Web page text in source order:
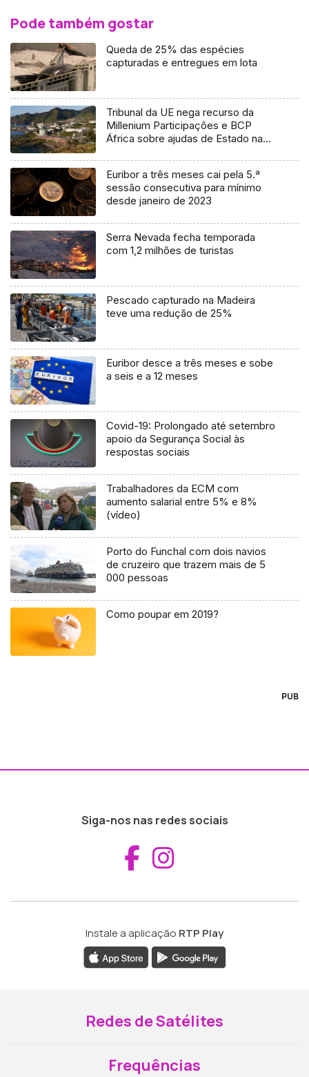
Pode também gostar
Queda de 25% das espécies
capturadas e entregues em lota
Tribunal da UE nega recurso da
Millenium Participações e BCP
África sobre ajudas de Estado na
Euribor a três meses cai pela 5.ª
sessão consecutiva para mínimo
desde janeiro de 2023
Serra Nevada fecha temporada
com 1,2 milhões de turistas
Pescado capturado na Madeira
teve uma redução de 25%
Euribor desce a três meses e sobe
a seis e a 12 meses
Covid-19: Prolongado até setembro
apoio da Segurança Social às
respostas sociais
Trabalhadores da ECM com
aumento salarial entre 5% e 8%
(vídeo)
Porto do Funchal com dois navios
de cruzeiro que trazem mais de 5
000 pessoas
Como poupar em 2019?
PUB
Siga-nos nas redes sociais
Aceder ao
Instale a aplicação RTP Play
Redes de Satélites
Frequências